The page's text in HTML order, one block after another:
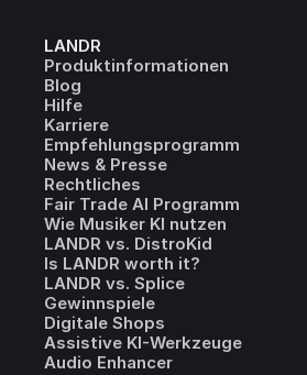
LANDR
Produktinformationen
Blog
Hilfe
Karriere
Empfehlungsprogramm
News & Presse
Rechtliches
Fair Trade AI Programm
Wie Musiker KI nutzen
LANDR vs. DistroKid
Is LANDR worth it?
LANDR vs. Splice
Gewinnspiele
Digitale Shops
Assistive KI-Werkzeuge
Audio Enhancer